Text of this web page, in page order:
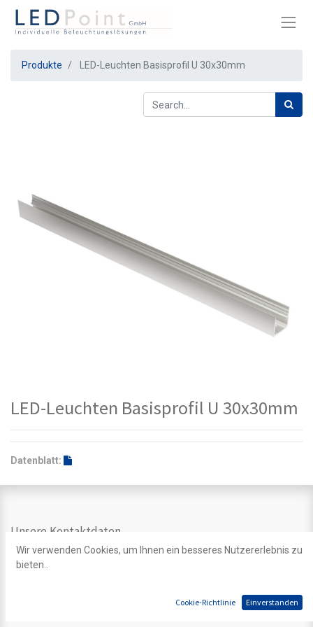
Produkte LED-Leuchten Basisprofil U 30x30mm
LED-Leuchten Basisprofil U 30x30mm
Datenblatt:
Unsere Kontaktdaten
Kontakt
info@ledpoint.ch
Wir verwenden Cookies, um Ihnen ein besseres Nutzererlebnis zu
bieten..
Cookie-Richtlinie Einverstanden